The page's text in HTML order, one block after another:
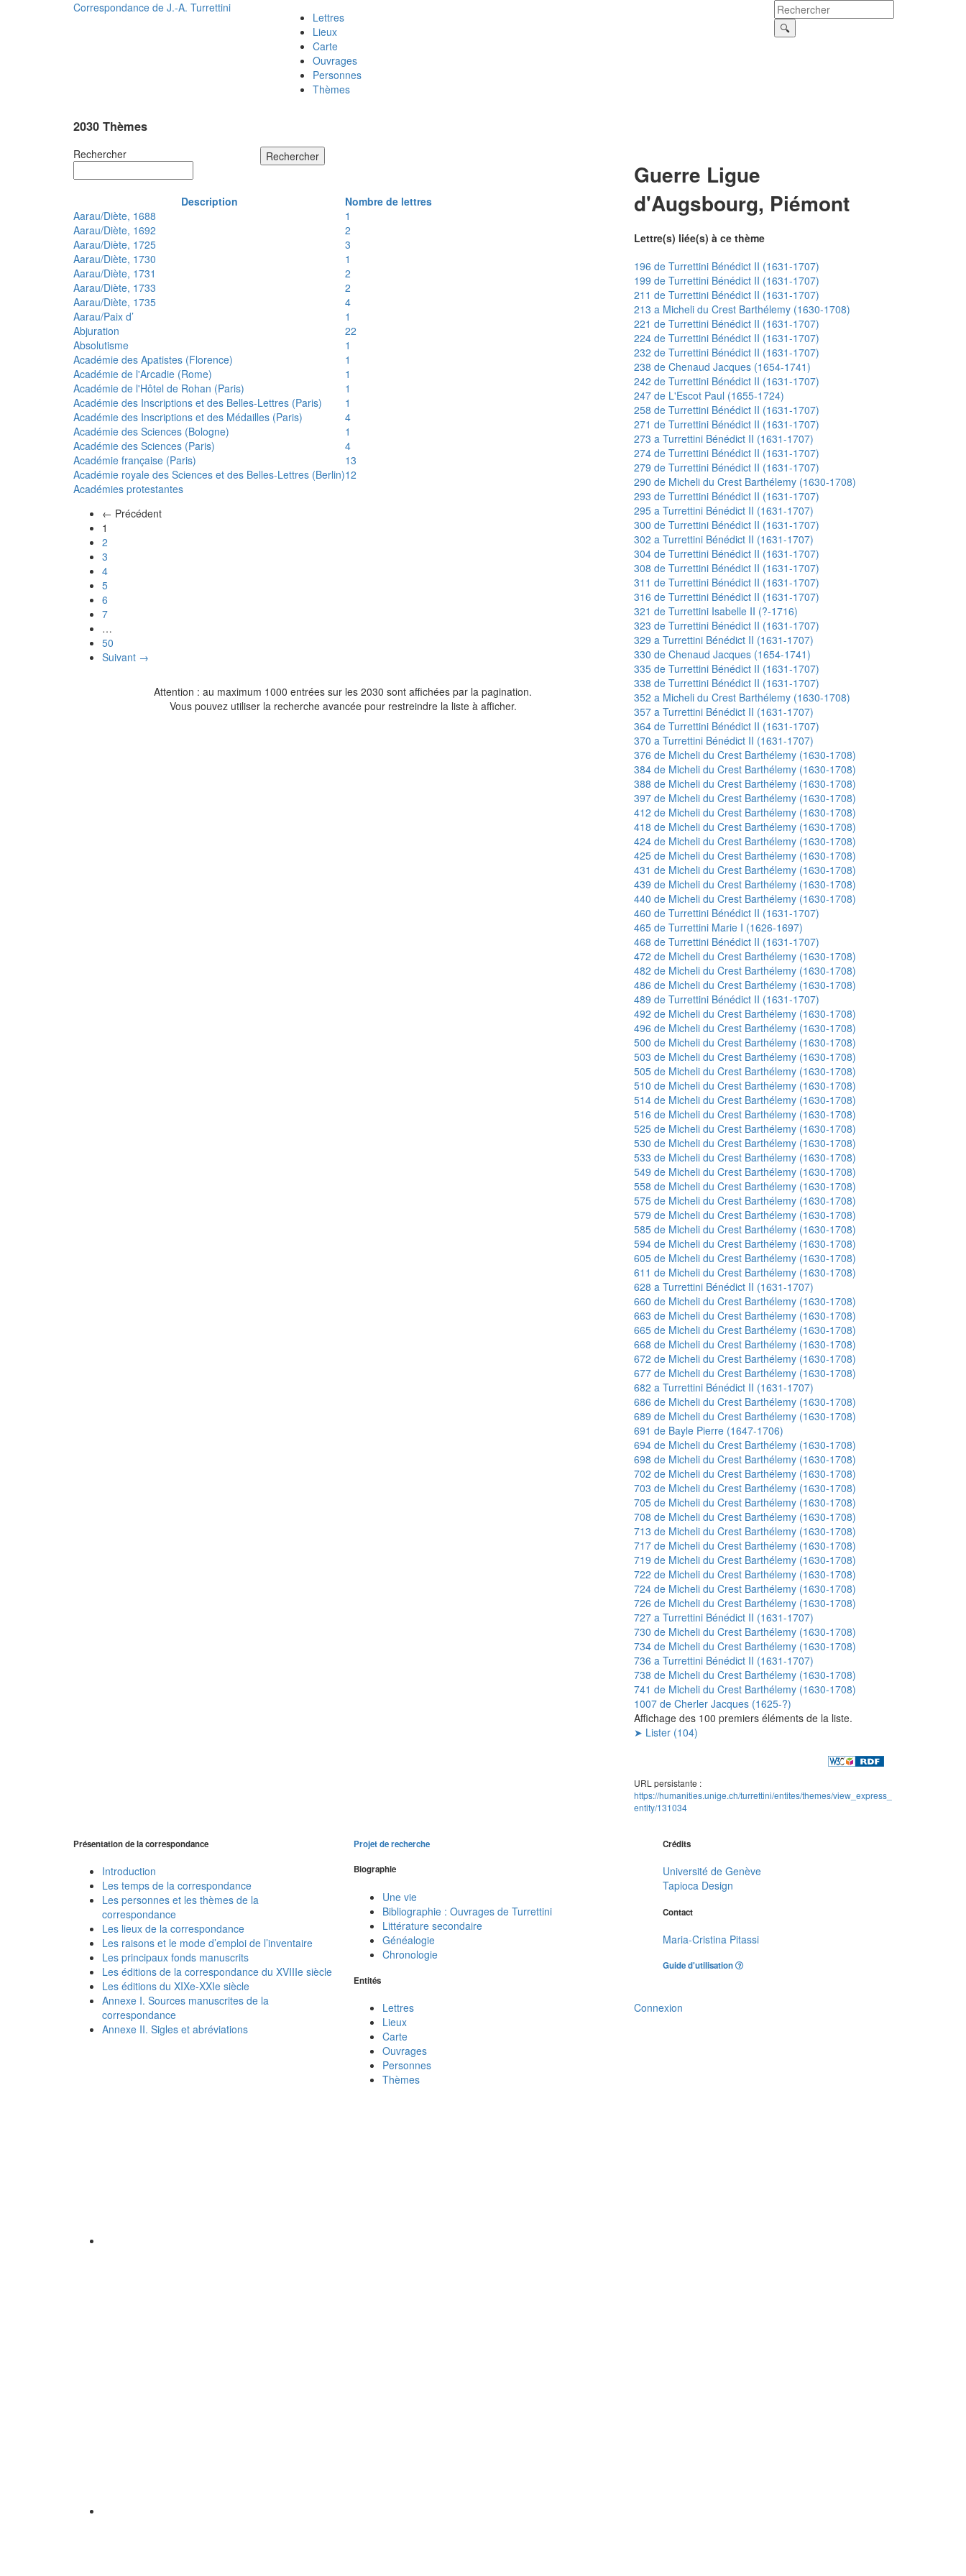
Correspondance de J.-A. Turrettini
Lettres
Lieux
Carte
Ouvrages
Personnes
Thèmes
2030 Thèmes
Rechercher Rechercher
Description
Nombre de lettres
Aarau/Diète, 1688
1
Aarau/Diète, 1692
2
Aarau/Diète, 1725
3
Aarau/Diète, 1730
1
Aarau/Diète, 1731
2
Aarau/Diète, 1733
2
Aarau/Diète, 1735
4
Aarau/Paix d’
1
Abjuration
22
Absolutisme
1
Académie des Apatistes (Florence)
1
Académie de l'Arcadie (Rome)
1
Académie de l'Hôtel de Rohan (Paris)
1
Académie des Inscriptions et des Belles-Lettres (Paris)
1
Académie des Inscriptions et des Médailles (Paris)
4
Académie des Sciences (Bologne)
1
Académie des Sciences (Paris)
4
Académie française (Paris)
13
Académie royale des Sciences et des Belles-Lettres (Berlin)12
Académies protestantes
← Précédent
1
2
3
4
5
6
7
…
50
Suivant →
Attention : au maximum 1000 entrées sur les 2030 sont affichées par la pagination.
Vous pouvez utiliser la recherche avancée pour restreindre la liste à afficher.
Guerre Ligue
d'Augsbourg, Piémont
Lettre(s) liée(s) à ce thème
196 de Turrettini Bénédict II (1631-1707)
199 de Turrettini Bénédict II (1631-1707)
211 de Turrettini Bénédict II (1631-1707)
213 a Micheli du Crest Barthélemy (1630-1708)
221 de Turrettini Bénédict II (1631-1707)
224 de Turrettini Bénédict II (1631-1707)
232 de Turrettini Bénédict II (1631-1707)
238 de Chenaud Jacques (1654-1741)
242 de Turrettini Bénédict II (1631-1707)
247 de L'Escot Paul (1655-1724)
258 de Turrettini Bénédict II (1631-1707)
271 de Turrettini Bénédict II (1631-1707)
273 a Turrettini Bénédict II (1631-1707)
274 de Turrettini Bénédict II (1631-1707)
279 de Turrettini Bénédict II (1631-1707)
290 de Micheli du Crest Barthélemy (1630-1708)
293 de Turrettini Bénédict II (1631-1707)
295 a Turrettini Bénédict II (1631-1707)
300 de Turrettini Bénédict II (1631-1707)
302 a Turrettini Bénédict II (1631-1707)
304 de Turrettini Bénédict II (1631-1707)
308 de Turrettini Bénédict II (1631-1707)
311 de Turrettini Bénédict II (1631-1707)
316 de Turrettini Bénédict II (1631-1707)
321 de Turrettini Isabelle II (?-1716)
323 de Turrettini Bénédict II (1631-1707)
329 a Turrettini Bénédict II (1631-1707)
330 de Chenaud Jacques (1654-1741)
335 de Turrettini Bénédict II (1631-1707)
338 de Turrettini Bénédict II (1631-1707)
352 a Micheli du Crest Barthélemy (1630-1708)
357 a Turrettini Bénédict II (1631-1707)
364 de Turrettini Bénédict II (1631-1707)
370 a Turrettini Bénédict II (1631-1707)
376 de Micheli du Crest Barthélemy (1630-1708)
384 de Micheli du Crest Barthélemy (1630-1708)
388 de Micheli du Crest Barthélemy (1630-1708)
397 de Micheli du Crest Barthélemy (1630-1708)
412 de Micheli du Crest Barthélemy (1630-1708)
418 de Micheli du Crest Barthélemy (1630-1708)
424 de Micheli du Crest Barthélemy (1630-1708)
425 de Micheli du Crest Barthélemy (1630-1708)
431 de Micheli du Crest Barthélemy (1630-1708)
439 de Micheli du Crest Barthélemy (1630-1708)
440 de Micheli du Crest Barthélemy (1630-1708)
460 de Turrettini Bénédict II (1631-1707)
465 de Turrettini Marie I (1626-1697)
468 de Turrettini Bénédict II (1631-1707)
472 de Micheli du Crest Barthélemy (1630-1708)
482 de Micheli du Crest Barthélemy (1630-1708)
486 de Micheli du Crest Barthélemy (1630-1708)
489 de Turrettini Bénédict II (1631-1707)
492 de Micheli du Crest Barthélemy (1630-1708)
496 de Micheli du Crest Barthélemy (1630-1708)
500 de Micheli du Crest Barthélemy (1630-1708)
503 de Micheli du Crest Barthélemy (1630-1708)
505 de Micheli du Crest Barthélemy (1630-1708)
510 de Micheli du Crest Barthélemy (1630-1708)
514 de Micheli du Crest Barthélemy (1630-1708)
516 de Micheli du Crest Barthélemy (1630-1708)
525 de Micheli du Crest Barthélemy (1630-1708)
530 de Micheli du Crest Barthélemy (1630-1708)
533 de Micheli du Crest Barthélemy (1630-1708)
549 de Micheli du Crest Barthélemy (1630-1708)
558 de Micheli du Crest Barthélemy (1630-1708)
575 de Micheli du Crest Barthélemy (1630-1708)
579 de Micheli du Crest Barthélemy (1630-1708)
585 de Micheli du Crest Barthélemy (1630-1708)
594 de Micheli du Crest Barthélemy (1630-1708)
605 de Micheli du Crest Barthélemy (1630-1708)
611 de Micheli du Crest Barthélemy (1630-1708)
628 a Turrettini Bénédict II (1631-1707)
660 de Micheli du Crest Barthélemy (1630-1708)
663 de Micheli du Crest Barthélemy (1630-1708)
665 de Micheli du Crest Barthélemy (1630-1708)
668 de Micheli du Crest Barthélemy (1630-1708)
672 de Micheli du Crest Barthélemy (1630-1708)
677 de Micheli du Crest Barthélemy (1630-1708)
682 a Turrettini Bénédict II (1631-1707)
686 de Micheli du Crest Barthélemy (1630-1708)
689 de Micheli du Crest Barthélemy (1630-1708)
691 de Bayle Pierre (1647-1706)
694 de Micheli du Crest Barthélemy (1630-1708)
698 de Micheli du Crest Barthélemy (1630-1708)
702 de Micheli du Crest Barthélemy (1630-1708)
703 de Micheli du Crest Barthélemy (1630-1708)
705 de Micheli du Crest Barthélemy (1630-1708)
708 de Micheli du Crest Barthélemy (1630-1708)
713 de Micheli du Crest Barthélemy (1630-1708)
717 de Micheli du Crest Barthélemy (1630-1708)
719 de Micheli du Crest Barthélemy (1630-1708)
722 de Micheli du Crest Barthélemy (1630-1708)
724 de Micheli du Crest Barthélemy (1630-1708)
726 de Micheli du Crest Barthélemy (1630-1708)
727 a Turrettini Bénédict II (1631-1707)
730 de Micheli du Crest Barthélemy (1630-1708)
734 de Micheli du Crest Barthélemy (1630-1708)
736 a Turrettini Bénédict II (1631-1707)
738 de Micheli du Crest Barthélemy (1630-1708)
741 de Micheli du Crest Barthélemy (1630-1708)
1007 de Cherler Jacques (1625-?)
Affichage des 100 premiers éléments de la liste.
➤ Lister (104)
URL persistante :
https://humanities.unige.ch/turrettini/entites/themes/view_express_
entity/131034
Présentation de la correspondance
Introduction
Les temps de la correspondance
Les personnes et les thèmes de la
correspondance
Les lieux de la correspondance
Les raisons et le mode d’emploi de l’inventaire
Les principaux fonds manuscrits
Les éditions de la correspondance du XVIIIe siècle
Les éditions du XIXe-XXIe siècle
Annexe I. Sources manuscrites de la
correspondance
Annexe II. Sigles et abréviations
Projet de recherche
Biographie
Une vie
Bibliographie : Ouvrages de Turrettini
Littérature secondaire
Généalogie
Chronologie
Entités
Lettres
Lieux
Carte
Ouvrages
Personnes
Thèmes
Crédits
Université de Genève
Tapioca Design
Contact
Maria-Cristina Pitassi
Guide d'utilisation
Connexion